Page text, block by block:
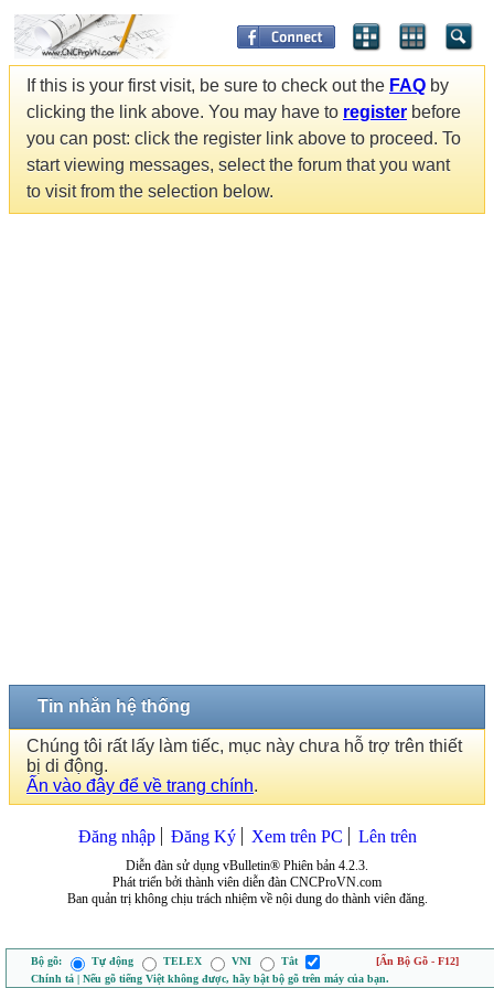
If this is your first visit, be sure to check out the FAQ by
clicking the link above. You may have to register before
you can post: click the register link above to proceed. To
start viewing messages, select the forum that you want
to visit from the selection below.
Tin nhắn hệ thống
Chúng tôi rất lấy làm tiếc, mục này chưa hỗ trợ trên thiết
bị di động.
Ấn vào đây để về trang chính.
Đăng nhập Đăng Ký Xem trên PC Lên trên
Diễn đàn sử dụng vBulletin® Phiên bản 4.2.3.
Phát triển bởi thành viên diễn đàn CNCProVN.com
Ban quản trị không chịu trách nhiệm về nội dung do thành viên đăng.
Bộ gõ: Tự động TELEX VNI Tắt
[Ẩn Bộ Gõ - F12]
Chính tả | Nếu gõ tiếng Việt không được, hãy bật bộ gõ trên máy của bạn.